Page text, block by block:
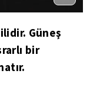
Güneş
bir